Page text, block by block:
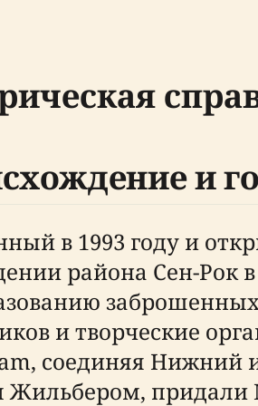
и
в 1993 году и
района Сен-Рок
и творческие
соединяя Нижний
придали